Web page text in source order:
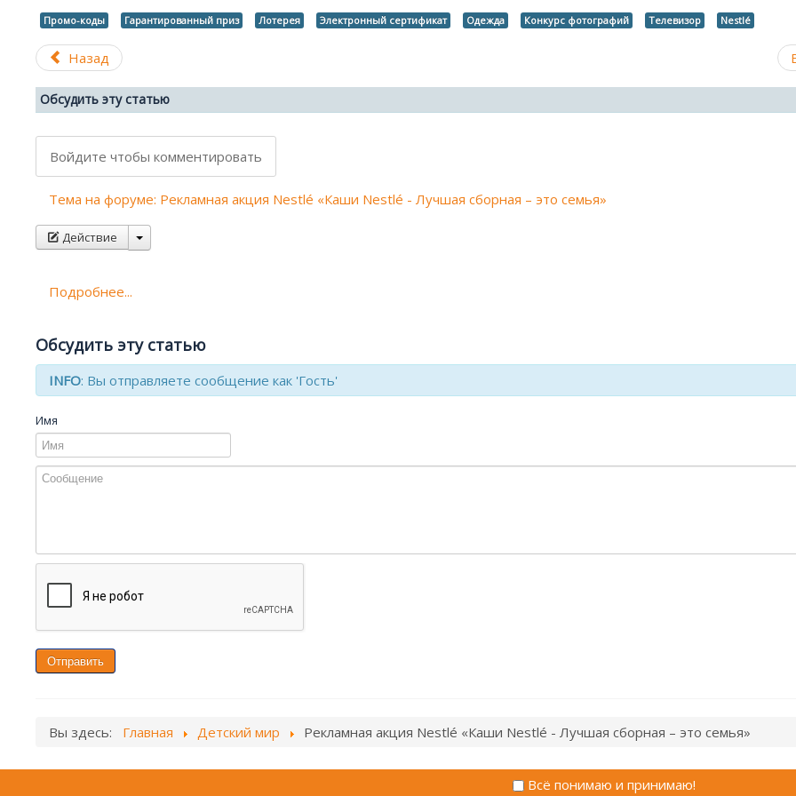
Промо-коды Гарантированный приз Лотерея Электронный сертификат Одежда Конкурс фотографий Телевизор Nestlé
Назад
Обсудить эту статью
Войдите чтобы комментировать
Тема на форуме: Рекламная акция Nestlé «Каши Nestlé - Лучшая сборная – это семья»
Действие
Подробнее...
Обсудить эту статью
INFO: Вы отправляете сообщение как 'Гость'
Имя
Отправить
Вы здесь: Главная Детский мир Рекламная акция Nestlé «Каши Nestlé - Лучшая сборная – это семья»
Всё понимаю и принимаю!